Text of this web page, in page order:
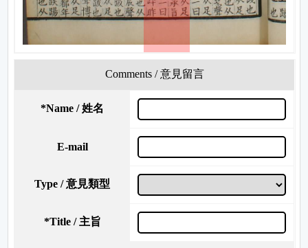
Comments / 意見留言
*Name / 姓名
E-mail
Type / 意見類型
*Title / 主旨